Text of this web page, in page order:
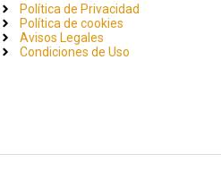
Política de Privacidad
Política de cookies
Avisos Legales
Condiciones de Uso